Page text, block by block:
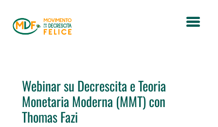
Webinar su Decrescita e Teoria
Monetaria Moderna (MMT) con
Thomas Fazi